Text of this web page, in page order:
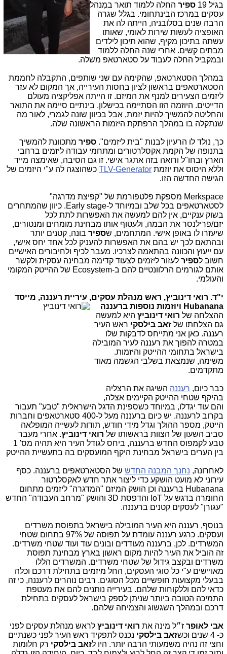
בגיל 19 ספיר החלה ללמוד תואר במִנהל
עסקים במרכז הבינתחומי. בגלל שגרה
הרבה שנים בסלובניה, הייתה לה את
האופציה לעשות שירות לאומי, שאותו
עשתה בתיכון מקיף, שהוא תיכון לילדים
מבתים קשים. אחרי שנה החלה ללמוד
ובמקביל החלה לעבוד על סטארטאפ משלה.
במהלך הסטארטאפ, שהקימה עם שני שותפים, התקבלה לחממת
הסטארטאפים בראשון לציון בחסות העירייה, אך המקום לא עזר
ליזמים הצעירים למנף את המיזם. זו הייתה אפליקציה מעולם
הדייטים. היוזמה הזו הסתיימה בכישלון. בינתיים סיימה את התואר
והחליטה להמשיך להיות יזמת, אבל בכיוון שונה לגמרי, לאור מה
שנתקלה בו במהלך הרפתקת היזמות הראשונה שלה.
כך, נולד לו הרעיון לבנות "בית ליזמים". ספיר מתכוונת להמשיך
בתנופה של הקמת אקסלרטורים ומתחמי עבודה ליזמים ברחבי
הארץ ובחו"ל ורואה בזה אתגר אישי. זו גם הסיבה, שאימצה מייד
וללא היסוס את יוזמת TLV-Generator כשהוצגה לה ע"י היזמים של
הגישה החדשה הזו.
Merkspace מספקת פלטפורמת של "קפיצת מדרגה"
לסטארטאפים בכל שלב ובמיוחד ל-Early stage. כיוון שהמתחרים
בשוק ענקיים, אין להם למעשה את האפשרות לתת לכל
יזם/פרילנסר את הבמה, ולעטוף אותו מבחינת מומחים ומנטורים,
שיעזרו לו באופן אישי. המתחמים, שספיר בונה, קטנים יותר
ובהתאם לכך יש בהם את האפשרות להעניק לכל אחד יחס אישי,
עם ייעוץ והכוונה בהתאמה לצרכיו. מעבר לכיף ולחיבורים האישיים
חשוב לספיר לעזור ליזמים לצעוד קדימה מבחינה עסקית ולקשר
אותם לגורמים הרלוונטיים להם ב-Ecosystem של ההייטק המקומי
והעולמי.
י"ד. רואי דינוביץ, ראש מנהלת עסקים, עיריית רעננה, מייסד
Hubanana ויוזמות נוספות ברעננה
ההצלחה של רואי דינוביץ היא למעשה
גם הצלחתו של זאב בילסקי ראש העיר
רעננה. כאן אני מתייחס לדבקות שלו
במטרה להפוך את רעננה לעיר המובילה
בישראל בתחומי ההייטק והיזמות.
משימה, שנמצאת בשלבי הגשמה מאוד
מתקדמים.
כבר כיום, רעננה השיגה את הרצליה
בהיקף שטחי ההייטק הקיימים אצלה,
והם עוד יגדלו, במיוחד כשספינת הדגל הישראלית "טבע" תעבור
בקרוב לרעננה. יש כיום ברעננה מעל ל-400 סטארטאפים וחברות
הייטק, מספר ההולך וגדל מידי חודש, תודות לעשייה המופלאה
סביב השעון של הצוות בראשותו של רואי דינוביץ. אחרי מעבר
טבע לקמפוס החדש ברעננה, ביחס לגודל העיר היא תהיה מס' 1
בין הערים בישראל מבחינת היקף המועסקים בה בתעשיית ההייטק
לאחרונה, נחנך המבנה החדש של הסטארטאפים ברעננה. כסף
עירוני לא מועט הושקע כדי ליצור אתר חדש לאקסלרטור
Hubanana ברעננה וכן הושק המיזם "המדגרה" ליזמים מתחום
החומרה בדגש על IoT והדפסת 3D והושק "מרחב העבודה" החדש
"עגורן" לעסקים קטנים ברעננה.
בנוסף, רעננה היא העיר המובילה בישראל בתפוסת משרדים
ועסקים. כרגע רעננה עומדת על תפוסה של 97% בתחום שטחי
המשרדים. לכן, ברעננה מעודדים ובונים עוד ועוד שטחי משרדים.
זה הוביל את העיר להיות מקום ראשון בארץ מבחינת תפוסת
משרדים ובקצב גידול של שטחי משרדים. המשרדים הללו
מאויישים ע"י כל סוגי העסקים, החל מיזמים בתחילת דרכם וכלה
בבעלי מקצועות חופשיים מכל הסוגים. רבים נוהרים לרעננה, כי זה
כדאי להם וללקוחות שלהם. בעירייה נותנים להם את מעטפת
התמיכה הטובה ביותר שניתן לספק בישראל לעסקים בתחילת
דרכם ובמהלך השגשוג והצמיחה שלהם.
אבי לאופר ז״ל מינה את רואי דינוביץ לראש מנהלת עסקים לפני
כ- 4 שנים וכש
זאב בילסקי נכנס לתפקיד ראש העיר לפני כשנתיים
וחצי זה נהיה משמעותי הרבה יותר. היו לזאב בילסקי רק חלומות